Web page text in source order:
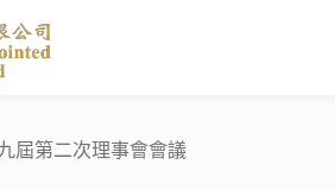
屆第二次理事會會議